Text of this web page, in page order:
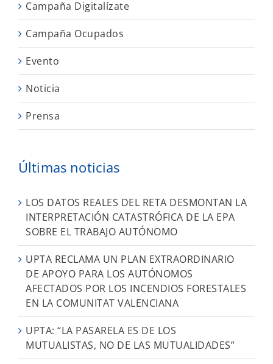
Campaña Digitalízate
Campaña Ocupados
Evento
Noticia
Prensa
Últimas noticias
LOS DATOS REALES DEL RETA DESMONTAN LA
INTERPRETACIÓN CATASTRÓFICA DE LA EPA
SOBRE EL TRABAJO AUTÓNOMO
UPTA RECLAMA UN PLAN EXTRAORDINARIO
DE APOYO PARA LOS AUTÓNOMOS
AFECTADOS POR LOS INCENDIOS FORESTALES
EN LA COMUNITAT VALENCIANA
UPTA: “LA PASARELA ES DE LOS
MUTUALISTAS, NO DE LAS MUTUALIDADES”